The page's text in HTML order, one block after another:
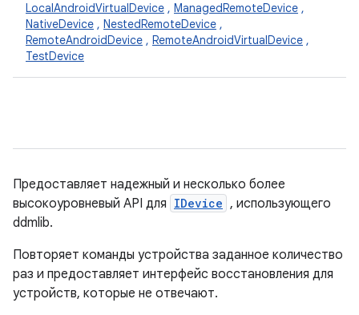
LocalAndroidVirtualDevice , ManagedRemoteDevice ,
NativeDevice , NestedRemoteDevice ,
RemoteAndroidDevice , RemoteAndroidVirtualDevice ,
TestDevice
Предоставляет надежный и несколько более
высокоуровневый API для IDevice , использующего
ddmlib.
Повторяет команды устройства заданное количество
раз и предоставляет интерфейс восстановления для
устройств, которые не отвечают.